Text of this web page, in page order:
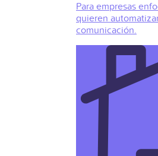
Para empresas
quieren
comunicación.